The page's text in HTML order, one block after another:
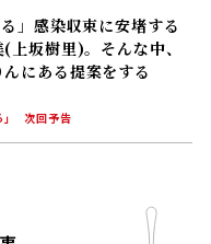
山崎の戦いで明智光
コラム